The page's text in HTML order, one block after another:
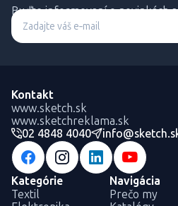
Buďte informovaní o novinkách
Kontakt
www.sketch.sk
www.sketchreklama.sk
02 4848 4040
Kategórie
Textil
Navigácia
Prečo my